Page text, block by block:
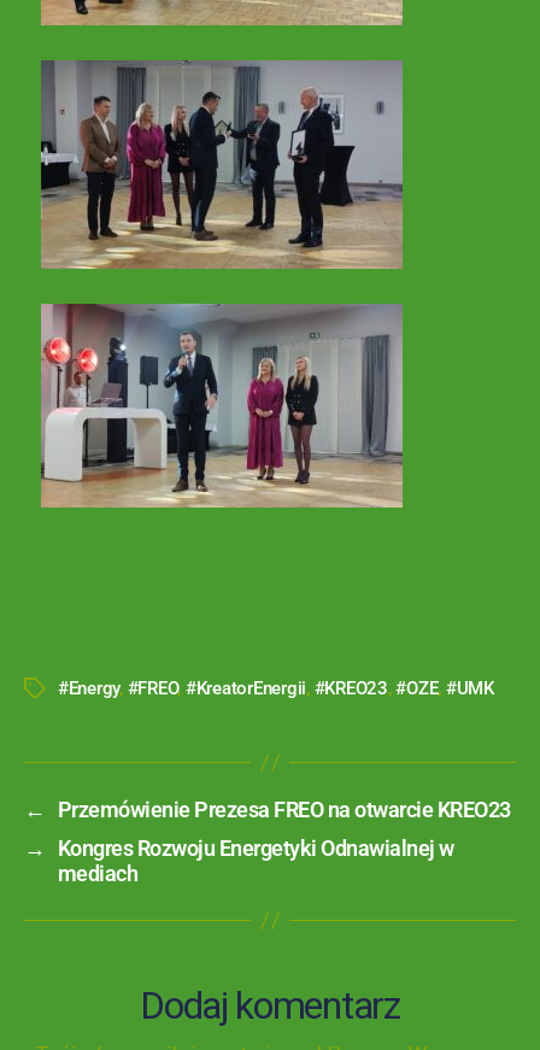
#Energy, #FREO, #KreatorEnergii, #KREO23,#OZE, #UMK
←
Przemówienie Prezesa FREO na otwarcie KREO23
→
Kongres Rozwoju Energetyki Odnawialnej w
mediach
Dodaj komentarz